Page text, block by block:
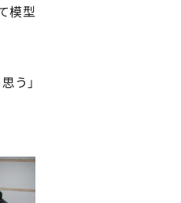
模型
う」